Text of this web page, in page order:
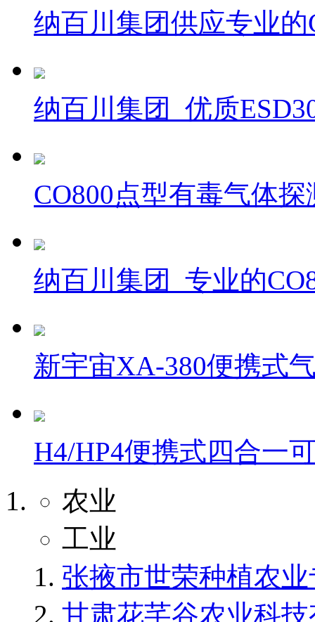
纳百川集团供应专业
纳百川集团_优质
CO800点型有毒气体
纳百川集团_专业的
新宇宙XA-380便携式
H4/HP4便携式四合一
农业
工业
张掖市世荣种植农
甘肃花芊谷农业科